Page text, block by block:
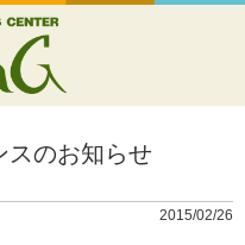
スのお知らせ
2015/02/26